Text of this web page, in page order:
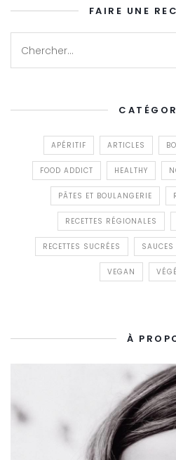
FAIRE UNE
APÉRITIF ARTICLES
FOOD ADDICT HEALTHY
PÂTES ET BOULANGERIE
RECETTES RÉGIONALES
RECETTES SUCRÉES SAUCES
VEGAN
À